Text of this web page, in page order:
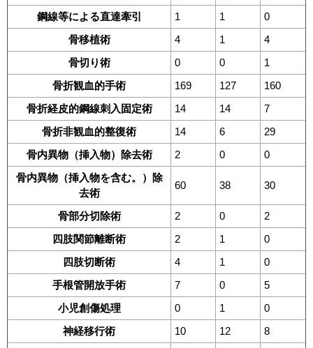
鋼線等による直達牽引
1 1
0
骨移植術
4 1
4
骨切り術
0 0
1
骨折観血的手術
169 127
160
骨折経皮的鋼線刺入固定術
14 14
7
骨折非観血的整復術
14 6
29
骨内異物（挿入物）除去術
2 0
0
骨内異物（挿入物を含む。）除
去術
60 38 30
骨部分切除術 2 0
2
四肢関節離断術
2 1
0
四肢切断術
4 1
0
手根管開放手術
7 0
5
小児創傷処理
0 1
0
神経移行術
10 12 8